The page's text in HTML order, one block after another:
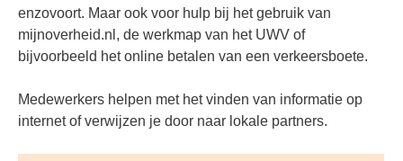
enzovoort. Maar ook voor hulp bij het gebruik van
mijnoverheid.nl, de werkmap van het UWV of
bijvoorbeeld het online betalen van een verkeersboete.
Medewerkers helpen met het vinden van informatie op
internet of verwijzen je door naar lokale partners.